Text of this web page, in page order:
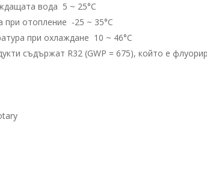
вода 5 ~ 25°C
отопление -25 ~ 35°C
при охлаждане 10 ~ 46°C
съдържат R32 (GWP = 675), който е